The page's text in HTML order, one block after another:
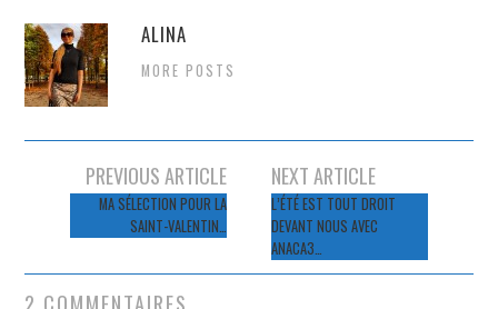
ALINA
MORE POSTS
Navigation
articles
PREVIOUS ARTICLE
MA SÉLECTION POUR LA
SAINT-VALENTIN…
NEXT ARTICLE
L’ÉTÉ EST TOUT DROIT
DEVANT NOUS AVEC
ANACA3…